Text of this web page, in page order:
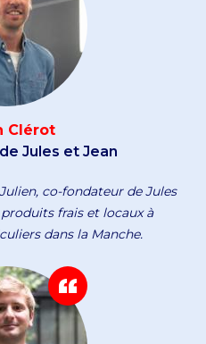
Clérot
Jules et Jean
co-fondateur de Jules
frais et locaux à
dans la Manche.